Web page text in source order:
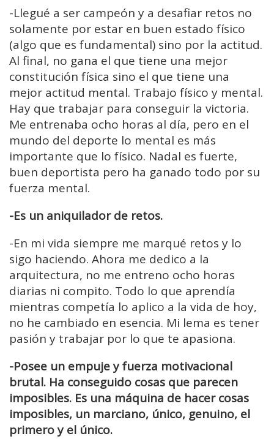
-Llegué a ser campeón y a desafiar retos no
solamente por estar en buen estado físico
(algo que es fundamental) sino por la actitud.
Al final, no gana el que tiene una mejor
constitución física sino el que tiene una
mejor actitud mental. Trabajo físico y mental.
Hay que trabajar para conseguir la victoria.
Me entrenaba ocho horas al día, pero en el
mundo del deporte lo mental es más
importante que lo físico. Nadal es fuerte,
buen deportista pero ha ganado todo por su
fuerza mental.
-Es un aniquilador de retos.
-En mi vida siempre me marqué retos y lo
sigo haciendo. Ahora me dedico a la
arquitectura, no me entreno ocho horas
diarias ni compito. Todo lo que aprendía
mientras competía lo aplico a la vida de hoy,
no he cambiado en esencia. Mi lema es tener
pasión y trabajar por lo que te apasiona.
-Posee un empuje y fuerza motivacional
brutal. Ha conseguido cosas que parecen
imposibles. Es una máquina de hacer cosas
imposibles, un marciano, único, genuino, el
primero y el único.